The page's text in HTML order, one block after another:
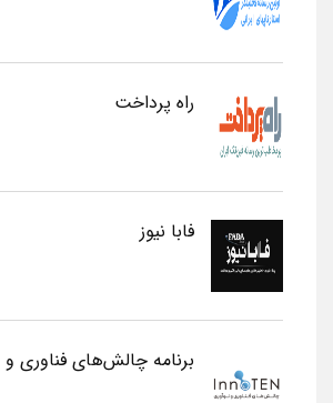
راه پرداخت
فابا نیوز
برنامه چالش‌های فناوری و